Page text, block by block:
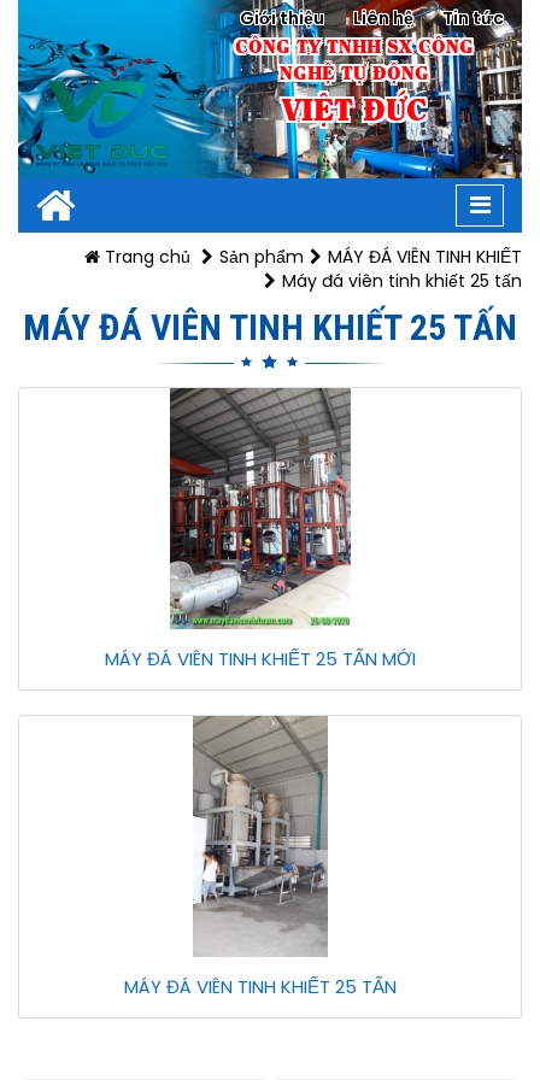
CÔNG TY TNHH SX CÔNG
NGHỆ TỰ ĐỘNG
VIỆT ĐỨC
Giới thiệu Liên hệ Tin tức
Trang chủ Sản phẩm
MÁY ĐÁ VIÊN TINH KHIẾT
Máy đá viên tinh khiết 25 tấn
MÁY ĐÁ VIÊN TINH KHIẾT 25 TẤN
MÁY ĐÁ VIÊN TINH KHIẾT 25 TẤN MỚI
MÁY ĐÁ VIÊN TINH KHIẾT 25 TẤN